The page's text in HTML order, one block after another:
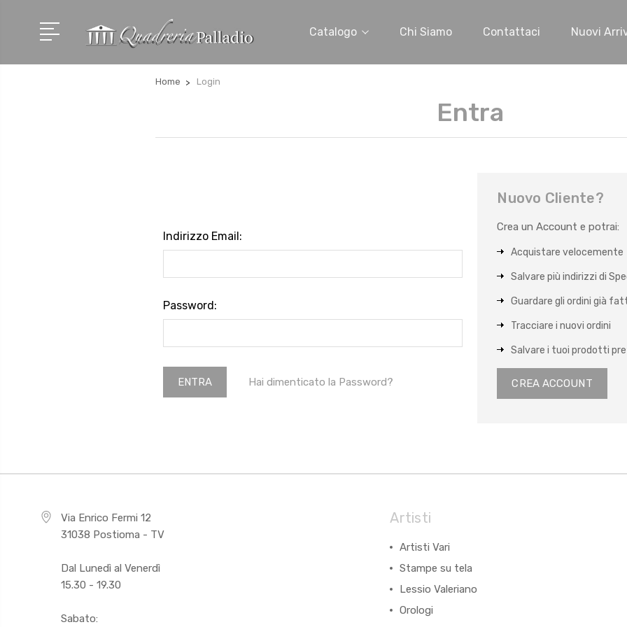
Catalogo Chi Siamo Contattaci Nuovi
Home Login
Entra
Indirizzo Email:
Password:
Hai dimenticato la Password?
Nuovo Cliente?
Crea un Account e potrai:
Acquistare velocemente
Salvare più indirizzi di
Guardare gli ordini già
Tracciare i nuovi ordini
Salvare i tuoi prodotti
CREA ACCOUNT
Via Enrico Fermi 12
31038 Postioma - TV
Dal Lunedì al Venerdì
15.30 - 19.30
Sabato:
Artisti
Artisti Vari
Stampe su tela
Lessio Valeriano
Orologi